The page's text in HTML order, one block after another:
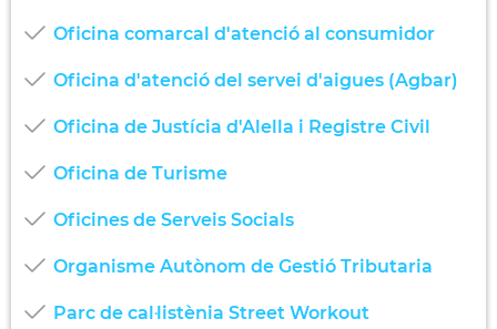
Oficina comarcal d'atenció al consumidor
Oficina d'atenció del servei d'aigues (Agbar)
Oficina de Justícia d'Alella i Registre Civil
Oficina de Turisme
Oficines de Serveis Socials
Organisme Autònom de Gestió Tributaria
Parc de cal·listènia Street Workout